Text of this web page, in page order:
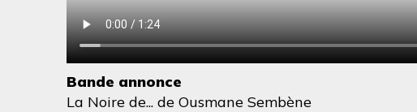
Bande annonce
La Noire de... de Ousmane Sembène